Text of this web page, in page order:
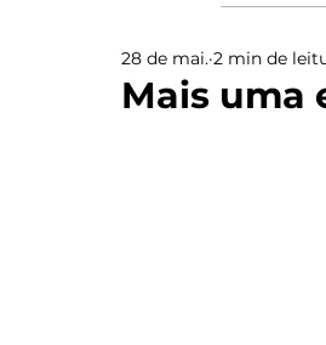
Ramo Agropecuário
Mais uma
28 de mai. 2 min de